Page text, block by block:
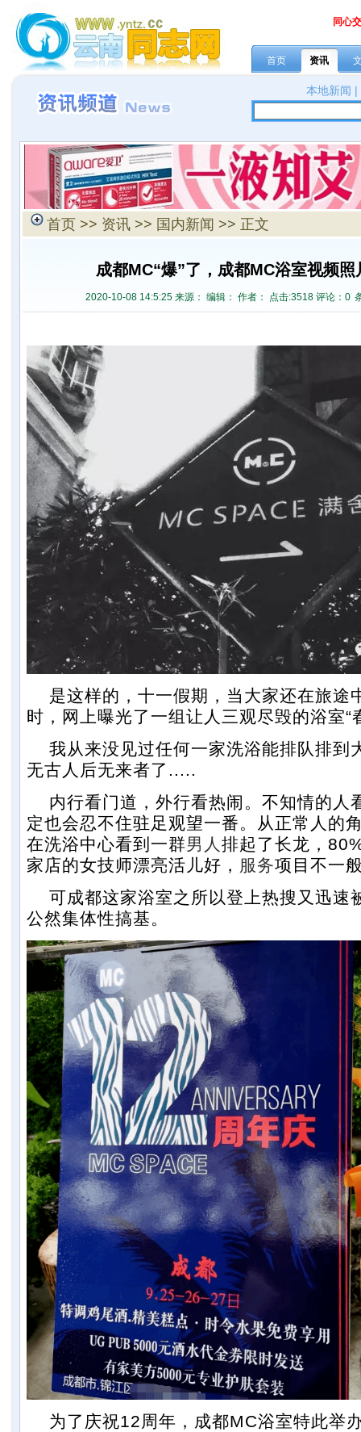
同心
首页 资讯
本地新闻 |
首页 >> 资讯 >> 国内新闻 >> 正文
成都MC“爆”了，成都MC浴室视频
2020-10-08 14:5:25 来源： 编辑： 作者： 点击:3518 评论：0
是这样的，十一假期，当大家还在旅途
时，网上曝光了一组让人三观尽毁的浴室“
我从来没见过任何一家洗浴能排队排到
无古人后无来者了.....
内行看门道，外行看热闹。不知情的人
定也会忍不住驻足观望一番。从正常人的
在洗浴中心看到一群男人 排起了长龙，
家店的女技师漂亮活儿好， 服务项目不一
可成都这家浴室之所以登上热搜又迅速
公然集体性搞基。
为了庆祝12周年，成都MC浴室特此举